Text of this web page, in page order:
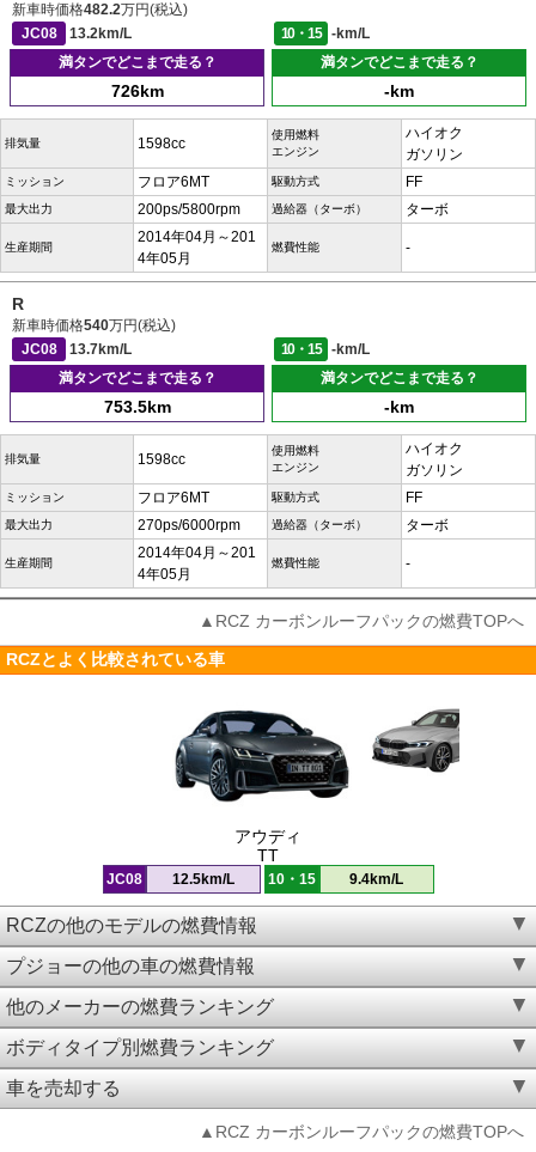
新車時価格482.2万円(税込)
JC08
13.2km/L 10・15
-km/L
満タンでどこまで走る？
726km
満タンでどこまで走る？
-km
排気量 1598cc
使用燃料
エンジン
ハイオク
ガソリン
ミッション フロア6MT 駆動方式 FF
最大出力 200ps/5800rpm 過給器（ターボ） ターボ
生産期間
2014年04月～201
4年05月
燃費性能 -
R
新車時価格540万円(税込)
JC08
13.7km/L 10・15
-km/L
満タンでどこまで走る？
753.5km
満タンでどこまで走る？
-km
排気量 1598cc
使用燃料
エンジン
ハイオク
ガソリン
ミッション フロア6MT 駆動方式 FF
最大出力 270ps/6000rpm 過給器（ターボ） ターボ
生産期間
2014年04月～201
4年05月
燃費性能 -
▲RCZ カーボンルーフパックの燃費TOPへ
RCZとよく比較されている車
アウディ
TT
JC08 12.5km/L 10・15 9.4km/L
RCZの他のモデルの燃費情報
プジョーの他の車の燃費情報
他のメーカーの燃費ランキング
ボディタイプ別燃費ランキング
車を売却する
▲RCZ カーボンルーフパックの燃費TOPへ